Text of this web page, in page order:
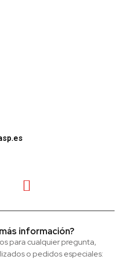
información?
para cualquier pregunta,
o pedidos especiales: